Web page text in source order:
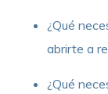
¿Qué
abrirte a
¿Qué